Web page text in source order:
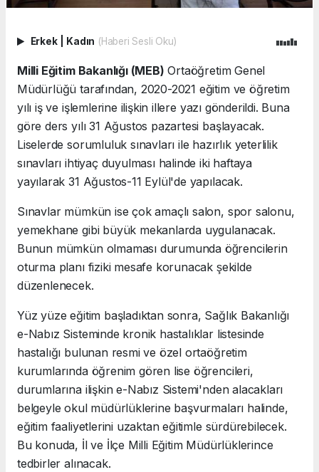
Erkek Kadın (Haberi Sesli Oku)
Milli Eğitim Bakanlığı (MEB) Ortaöğretim Genel
Müdürlüğü tarafından, 2020-2021 eğitim ve öğretim
yılı iş ve işlemlerine ilişkin illere yazı gönderildi. Buna
göre ders yılı 31 Ağustos pazartesi başlayacak.
Liselerde sorumluluk sınavları ile hazırlık yeterlilik
sınavları ihtiyaç duyulması halinde iki haftaya
yayılarak 31 Ağustos-11 Eylül'de yapılacak.
Sınavlar mümkün ise çok amaçlı salon, spor salonu,
yemekhane gibi büyük mekanlarda uygulanacak.
Bunun mümkün olmaması durumunda öğrencilerin
oturma planı fiziki mesafe korunacak şekilde
düzenlenecek.
Yüz yüze eğitim başladıktan sonra, Sağlık Bakanlığı
e-Nabız Sisteminde kronik hastalıklar listesinde
hastalığı bulunan resmi ve özel ortaöğretim
kurumlarında öğrenim gören lise öğrencileri,
durumlarına ilişkin e-Nabız Sistemi'nden alacakları
belgeyle okul müdürlüklerine başvurmaları halinde,
eğitim faaliyetlerini uzaktan eğitimle sürdürebilecek.
Bu konuda, İl ve İlçe Milli Eğitim Müdürlüklerince
tedbirler alınacak.